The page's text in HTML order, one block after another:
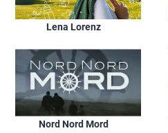
Lena Lorenz
Nord Nord Mord